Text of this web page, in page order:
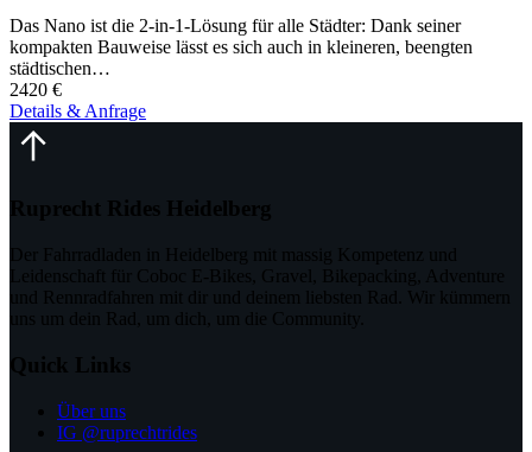
Das Nano ist die 2-in-1-Lösung für alle Städter: Dank seiner
kompakten Bauweise lässt es sich auch in kleineren, beengten
städtischen…
2420 €
Details & Anfrage
Ruprecht Rides Heidelberg
Der Fahrradladen in Heidelberg mit massig Kompetenz und
Leidenschaft für Coboc E-Bikes, Gravel, Bikepacking, Adventure
und Rennradfahren mit dir und deinem liebsten Rad. Wir kümmern
uns um dein Rad, um dich, um die Community.
Quick Links
Über uns
IG @ruprechtrides